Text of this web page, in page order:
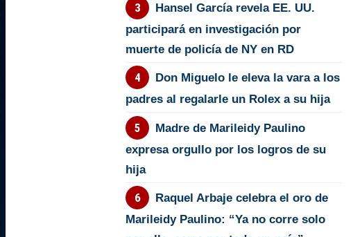
Hansel García revela EE. UU.
participará en investigación por
muerte de policía de NY en RD
Don Miguelo le eleva la vara a los
padres al regalarle un Rolex a su hija
Madre de Marileidy Paulino
expresa orgullo por los logros de su
hija
Raquel Arbaje celebra el oro de
Marileidy Paulino: “Ya no corre solo